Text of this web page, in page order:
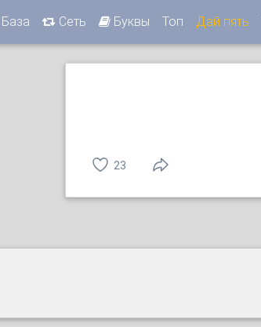
База Сеть Буквы Топ Дай пять
23